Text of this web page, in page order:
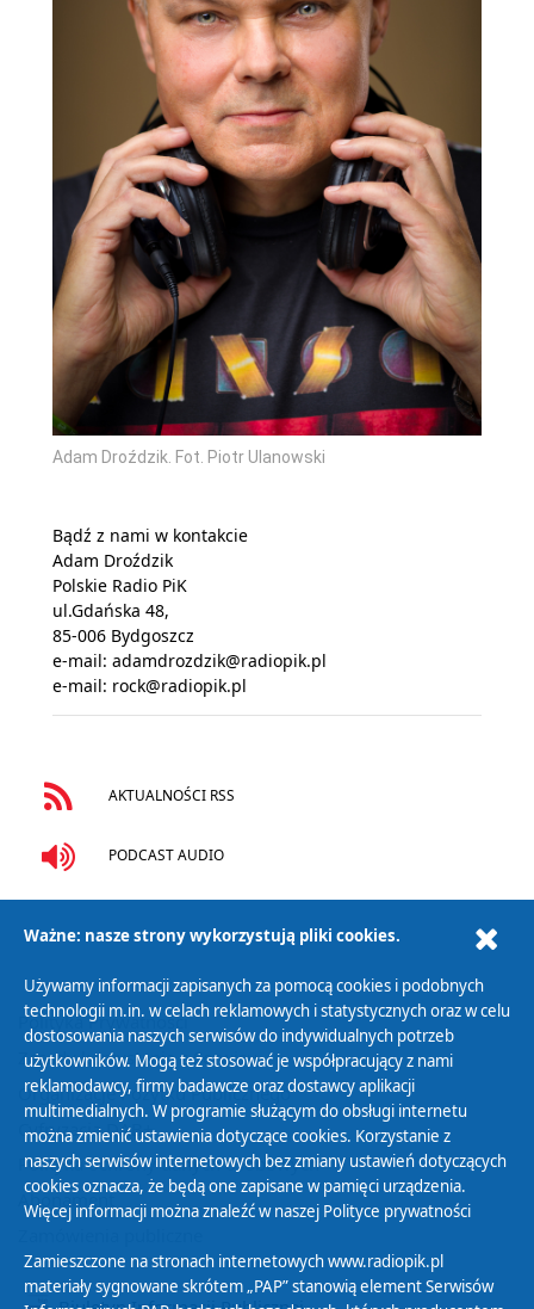
Adam Droździk. Fot. Piotr Ulanowski
Bądź z nami w kontakcie
Adam Droździk
Polskie Radio PiK
ul.Gdańska 48,
85-006 Bydgoszcz
e-mail: adamdrozdzik@radiopik.pl
e-mail: rock@radiopik.pl
AKTUALNOŚCI RSS
PODCAST AUDIO
Polityka Prywatności
Zasady korzystania z Serwisu
Organizacje Pożytku Publicznego
Cyfryzacja DAB+
Polityka ochrony danych osobowych
Abonament
Ważne: nasze strony wykorzystują pliki cookies.
Używamy informacji zapisanych za pomocą cookies i podobnych
technologii m.in. w celach reklamowych i statystycznych oraz w celu
dostosowania naszych serwisów do indywidualnych potrzeb
użytkowników. Mogą też stosować je współpracujący z nami
reklamodawcy, firmy badawcze oraz dostawcy aplikacji
multimedialnych. W programie służącym do obsługi internetu
można zmienić ustawienia dotyczące cookies. Korzystanie z
naszych serwisów internetowych bez zmiany ustawień dotyczących
cookies oznacza, że będą one zapisane w pamięci urządzenia.
Więcej informacji można znaleźć w naszej Polityce prywatności
Zamieszczone na stronach internetowych www.radiopik.pl
materiały sygnowane skrótem „PAP” stanowią element Serwisów